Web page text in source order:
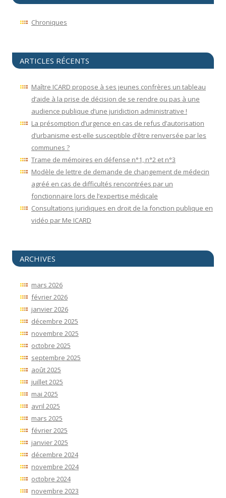
Chroniques
ARTICLES RÉCENTS
Maître ICARD propose à ses jeunes confrères un tableau
d’aide à la prise de décision de se rendre ou pas à une
audience publique d’une juridiction administrative !
La présomption d’urgence en cas de refus d’autorisation
d’urbanisme est-elle susceptible d’être renversée par les
communes ?
Trame de mémoires en défense n°1, n°2 et n°3
Modèle de lettre de demande de changement de médecin
agréé en cas de difficultés rencontrées par un
fonctionnaire lors de l’expertise médicale
Consultations juridiques en droit de la fonction publique en
vidéo par Me ICARD
ARCHIVES
mars 2026
février 2026
janvier 2026
décembre 2025
novembre 2025
octobre 2025
septembre 2025
août 2025
juillet 2025
mai 2025
avril 2025
mars 2025
février 2025
janvier 2025
décembre 2024
novembre 2024
octobre 2024
novembre 2023